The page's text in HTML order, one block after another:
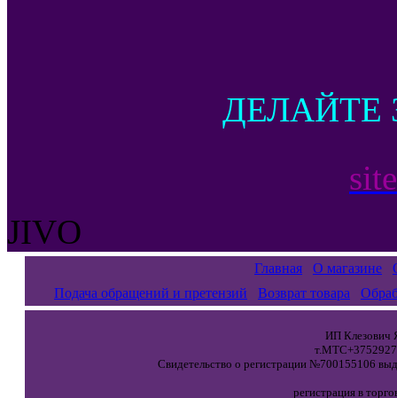
ДЕЛАЙТЕ
JIVO
Главная О магазине
Подача обращений и претензий
Возврат товара
ИП Клезович
Свидетельство о регистрации №700155106
регистрация в